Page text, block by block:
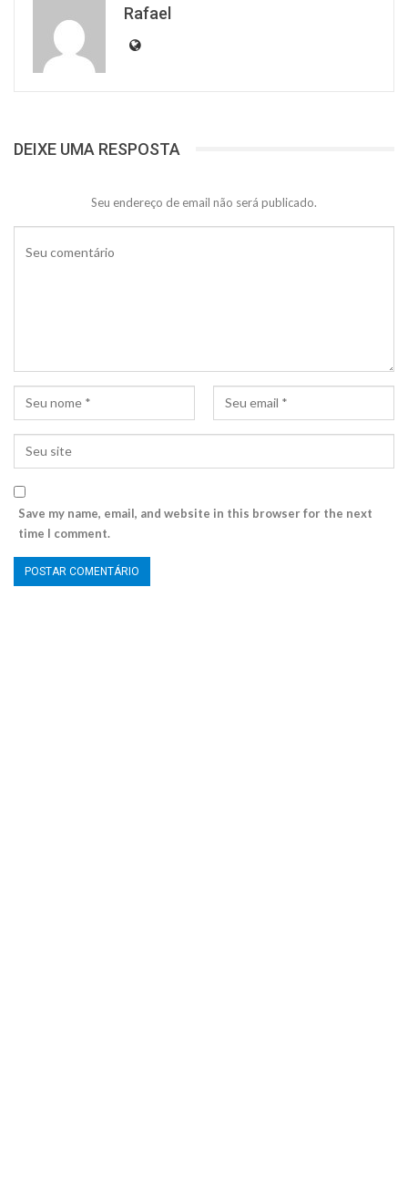
Rafael
DEIXE UMA RESPOSTA
Seu endereço de email não será publicado.
Save my name, email, and website in this browser for the next
time I comment.